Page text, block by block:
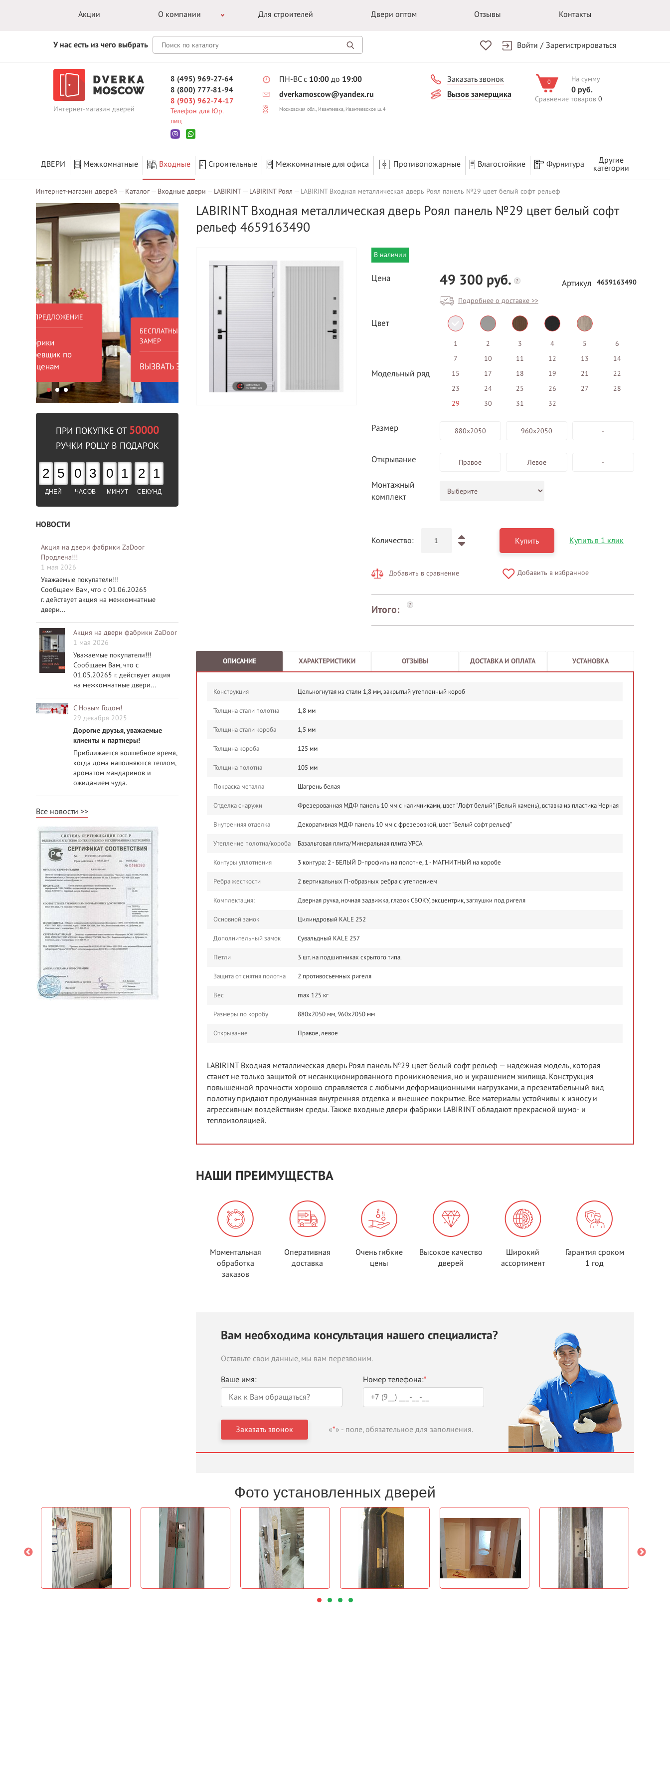
Акции О компании Для строителей Двери оптом Отзывы Контакты
У нас есть из чего выбрать Войти / Зарегистрироваться
Интернет-магазин дверей
8 (495) 969-27-64
8 (800) 777-81-94
8 (903) 962-74-17
Телефон для Юр.
лиц
ПН-ВС с 10:00 до 19:00
dverkamoscow@yandex.ru
Московская обл., Ивантеевка, Ивантеевское ш. 4
Заказать звонок
Вызов замерщика
0 На сумму
0 руб.
Сравнение товаров 0
ДВЕРИ Межкомнатные Входные Строительные Межкомнатные для офиса Противопожарные Влагостойкие Фурнитура
Другие
категории
Интернет-магазин дверей Каталог Входные двери LABIRINT LABIRINT Роял LABIRINT Входная металлическая дверь Роял панель №29 цвет белый софт рельеф
БЕСПЛАТНЫЙ ВЫЕЗД НА
ВЫЗВАТЬ ЗАМЕРЩИКА
БЕСПЛАТНАЯ ДОСТАВКА ОТ 40
000 РУБ*
В пределах МКАД
БЕСПЛАТНЫЙ ВЫЕЗД НА
ЗАМЕР
ПРИ ПОКУПКЕ ОТ 50000
РУЧКИ POLLY В ПОДАРОК
2 5
ДНЕЙ
0 3
ЧАСОВ
0 1
МИНУТ
2 0
СЕКУНД
НОВОСТИ
Акция на двери фабрики ZaDoor
Продлена!!!
1 мая 2026
Уважаемые покупатели!!!
Сообщаем Вам, что с 01.06.20265
г. действует акция на межкомнатные
двери...
Акция на двери фабрики ZaDoor
1 мая 2026
Уважаемые покупатели!!!
Сообщаем Вам, что с
01.05.20265 г. действует акция
на межкомнатные двери...
С Новым Годом!
29 декабря 2025
Дорогие друзья, уважаемые
клиенты и партнеры!
Приближается волшебное время,
когда дома наполняются теплом,
ароматом мандаринов и
ожиданием чуда.
Все новости
LABIRINT Входная металлическая дверь Роял панель №29 цвет белый софт
рельеф 4659163490
В наличии
Цена 49 300 руб. ?
Подробнее о доставке >>
Артикул 4659163490
Цвет
Модельный ряд
1 2 3 4 5
6
7
10 11 12 13
14
15
17 18 19 21
22
23
24 25 26 27
28
29
30 31 32
Размер 880х2050 960х2050 -
Открывание Правое Левое -
Монтажный
комплект
Количество: Купить Купить в 1 клик
Добавить в сравнение Добавить в избранное
Итого: ?
ОПИСАНИЕ ХАРАКТЕРИСТИКИ ОТЗЫВЫ ДОСТАВКА И ОПЛАТА УСТАНОВКА
Конструкция Цельногнутая из стали 1,8 мм, закрытый утепленный короб
Толщина стали полотна 1,8 мм
Толщина стали короба 1,5 мм
Толщина короба 125 мм
Толщина полотна 105 мм
Покраска металла Шагрень белая
Отделка снаружи Фрезерованная МДФ панель 10 мм с наличниками, цвет "Лофт белый" (Белый камень), вставка из пластика Черная
Внутренняя отделка Декоративная МДФ панель 10 мм с фрезеровкой, цвет "Белый софт рельеф"
Утепление полотна/короба Базальтовая плита/Минеральная плита УРСА
Контуры уплотнения 3 контура: 2 - БЕЛЫЙ D-профиль на полотне, 1 - МАГНИТНЫЙ на коробе
Ребра жесткости 2 вертикальных П-образных ребра с утеплением
Комплектация: Дверная ручка, ночная задвижка, глазок СБОКУ, эксцентрик, заглушки под ригеля
Основной замок Цилиндровый KALE 252
Дополнительный замок Сувальдный KALE 257
Петли 3 шт. на подшипниках скрытого типа.
Защита от снятия полотна 2 противосъемных ригеля
Вес m​ax 125 кг
Размеры по коробу 880х2050 мм, 960х2050 мм​
Открывание Правое, левое
LABIRINT Входная металлическая дверь Роял панель №29 цвет белый софт рельеф — надежная модель, которая
станет не только защитой от несанкционированного проникновения, но и украшением жилища. Конструкция
повышенной прочности хорошо справляется с любыми деформационными нагрузками, а презентабельный вид
полотну придают продуманная внутренняя отделка и внешнее покрытие. Все материалы устойчивы к износу и
агрессивным воздействиям среды. Также входные двери фабрики LABIRINT обладают прекрасной шумо- и
теплоизоляцией.
НАШИ ПРЕИМУЩЕСТВА
Моментальная
обработка
заказов
Оперативная
доставка
Очень гибкие
цены
Высокое качество
дверей
Широкий
ассортимент
Гарантия сроком
1 год
Вам необходима консультация нашего специалиста?
Оставьте свои данные, мы вам перезвоним.
Ваше имя: Номер телефона:*
«*» - поле, обязательное для заполнения.
Фото установленных дверей